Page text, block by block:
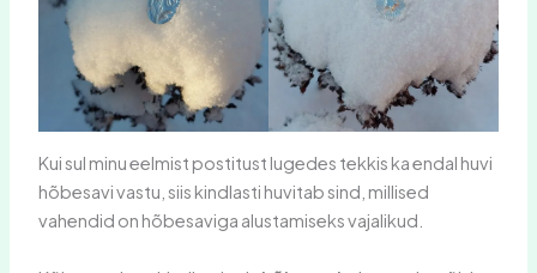
Kui sul minu eelmist postitust lugedes tekkis ka endal huvi
hõbesavi vastu, siis kindlasti huvitab sind, millised
vahendid on hõbesaviga alustamiseks vajalikud.